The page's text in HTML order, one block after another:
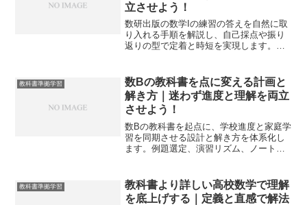
立させよう！
数研出版の数学Iの練習の答えを自然に取
り入れる手順を解説し、自己採点や振り
返りの型で定着と時短を実現します。過
教科書準拠学習
数Bの教科書を点に変える計画と
解き方｜迷わず進度と理解を両立
させよう！
数Bの教科書を起点に、学校進度と家庭学
習を同期させる設計と解き方を体系化し
ます。例題選定、演習リズム、ノート設
教科書準拠学習
教科書より詳しい高校数学で理解
を底上げする｜定義と直感で解法